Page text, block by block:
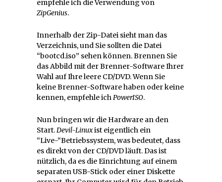
empfehle ich die Verwendung von
ZipGenius.
Innerhalb der Zip-Datei sieht man das
Verzeichnis, und Sie sollten die Datei
“bootcd.iso” sehen können. Brennen Sie
das Abbild mit der Brenner-Software Ihrer
Wahl auf Ihre leere CD/DVD. Wenn Sie
keine Brenner-Software haben oder keine
kennen, empfehle ichPowerISO.
Nun bringen wir die Hardware an den
Start.Devil-Linuxist eigentlich ein
“Live-“Betriebssystem, was bedeutet, dass
es direkt von der CD/DVD läuft. Das ist
nützlich, da es die Einrichtung auf einem
separaten USB-Stick oder einer Diskette